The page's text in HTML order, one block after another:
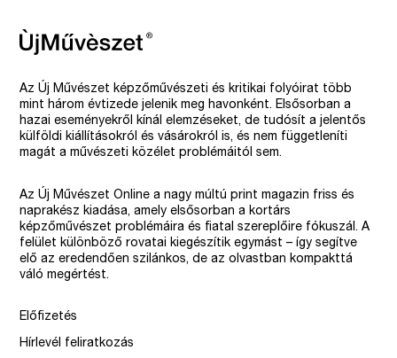
Az Új Művészet képzőművészeti és kritikai folyóirat több
mint három évtizede jelenik meg havonként. Elsősorban a
hazai eseményekről kínál elemzéseket, de tudósít a jelentős
külföldi kiállításokról és vásárokról is, és nem függetleníti
magát a művészeti közélet problémáitól sem.
Az Új Művészet Online a nagy múltú print magazin friss és
naprakész kiadása, amely elsősorban a kortárs
képzőművészet problémáira és fiatal szereplőire fókuszál. A
felület különböző rovatai kiegészítik egymást – így segítve
elő az eredendően szilánkos, de az olvastban kompakttá
váló megértést.
Előfizetés
Hírlevél feliratkozás